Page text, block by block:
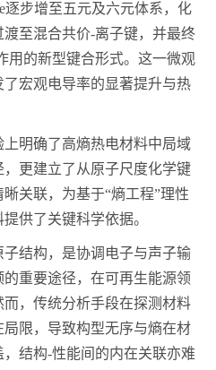
逐步增至五元及六元体系，化
至混合共价‑离子键，并最终
用的新型键合形式。这一微观
宏观电导率的显著提升与热
明确了高熵热电材料中局域
更建立了从原子尺度化学键
关联，为基于“熵工程”理性
供了关键科学依据。
结构，是协调电子与声子输
重要途径，在可再生能源领
，传统分析手段在探测材料
限，导致构型无序与熵在材
结构‑性能间的内在关联亦难